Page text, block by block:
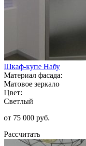
Шкаф-купе Набу
Материал фасада:
Матовое зеркало
Цвет:
Светлый
от 75 000 руб.
Рассчитать